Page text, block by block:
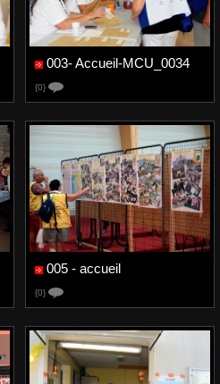
003- Accueil-MCU_0034
{0}
005 - accueil
{0}